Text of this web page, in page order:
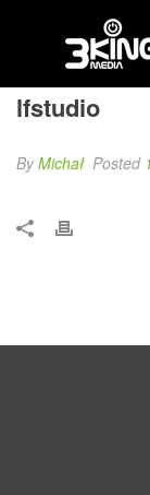
lfstudio
ByMichał Posted